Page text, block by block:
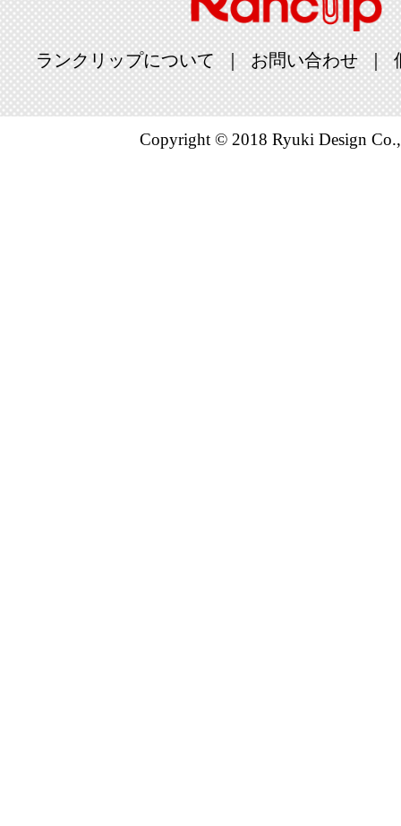
ランクリップについて お問い合わせ
Copyright © 2018 Ryuki Design